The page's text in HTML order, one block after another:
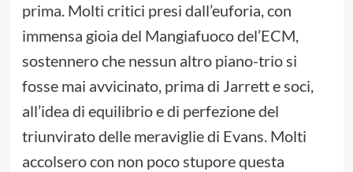
prima. Molti critici presi dall’euforia, con
immensa gioia del Mangiafuoco del’ECM,
sostennero che nessun altro piano-trio si
fosse mai avvicinato, prima di Jarrett e soci,
all’idea di equilibrio e di perfezione del
triunvirato delle meraviglie di Evans. Molti
accolsero con non poco stupore questa